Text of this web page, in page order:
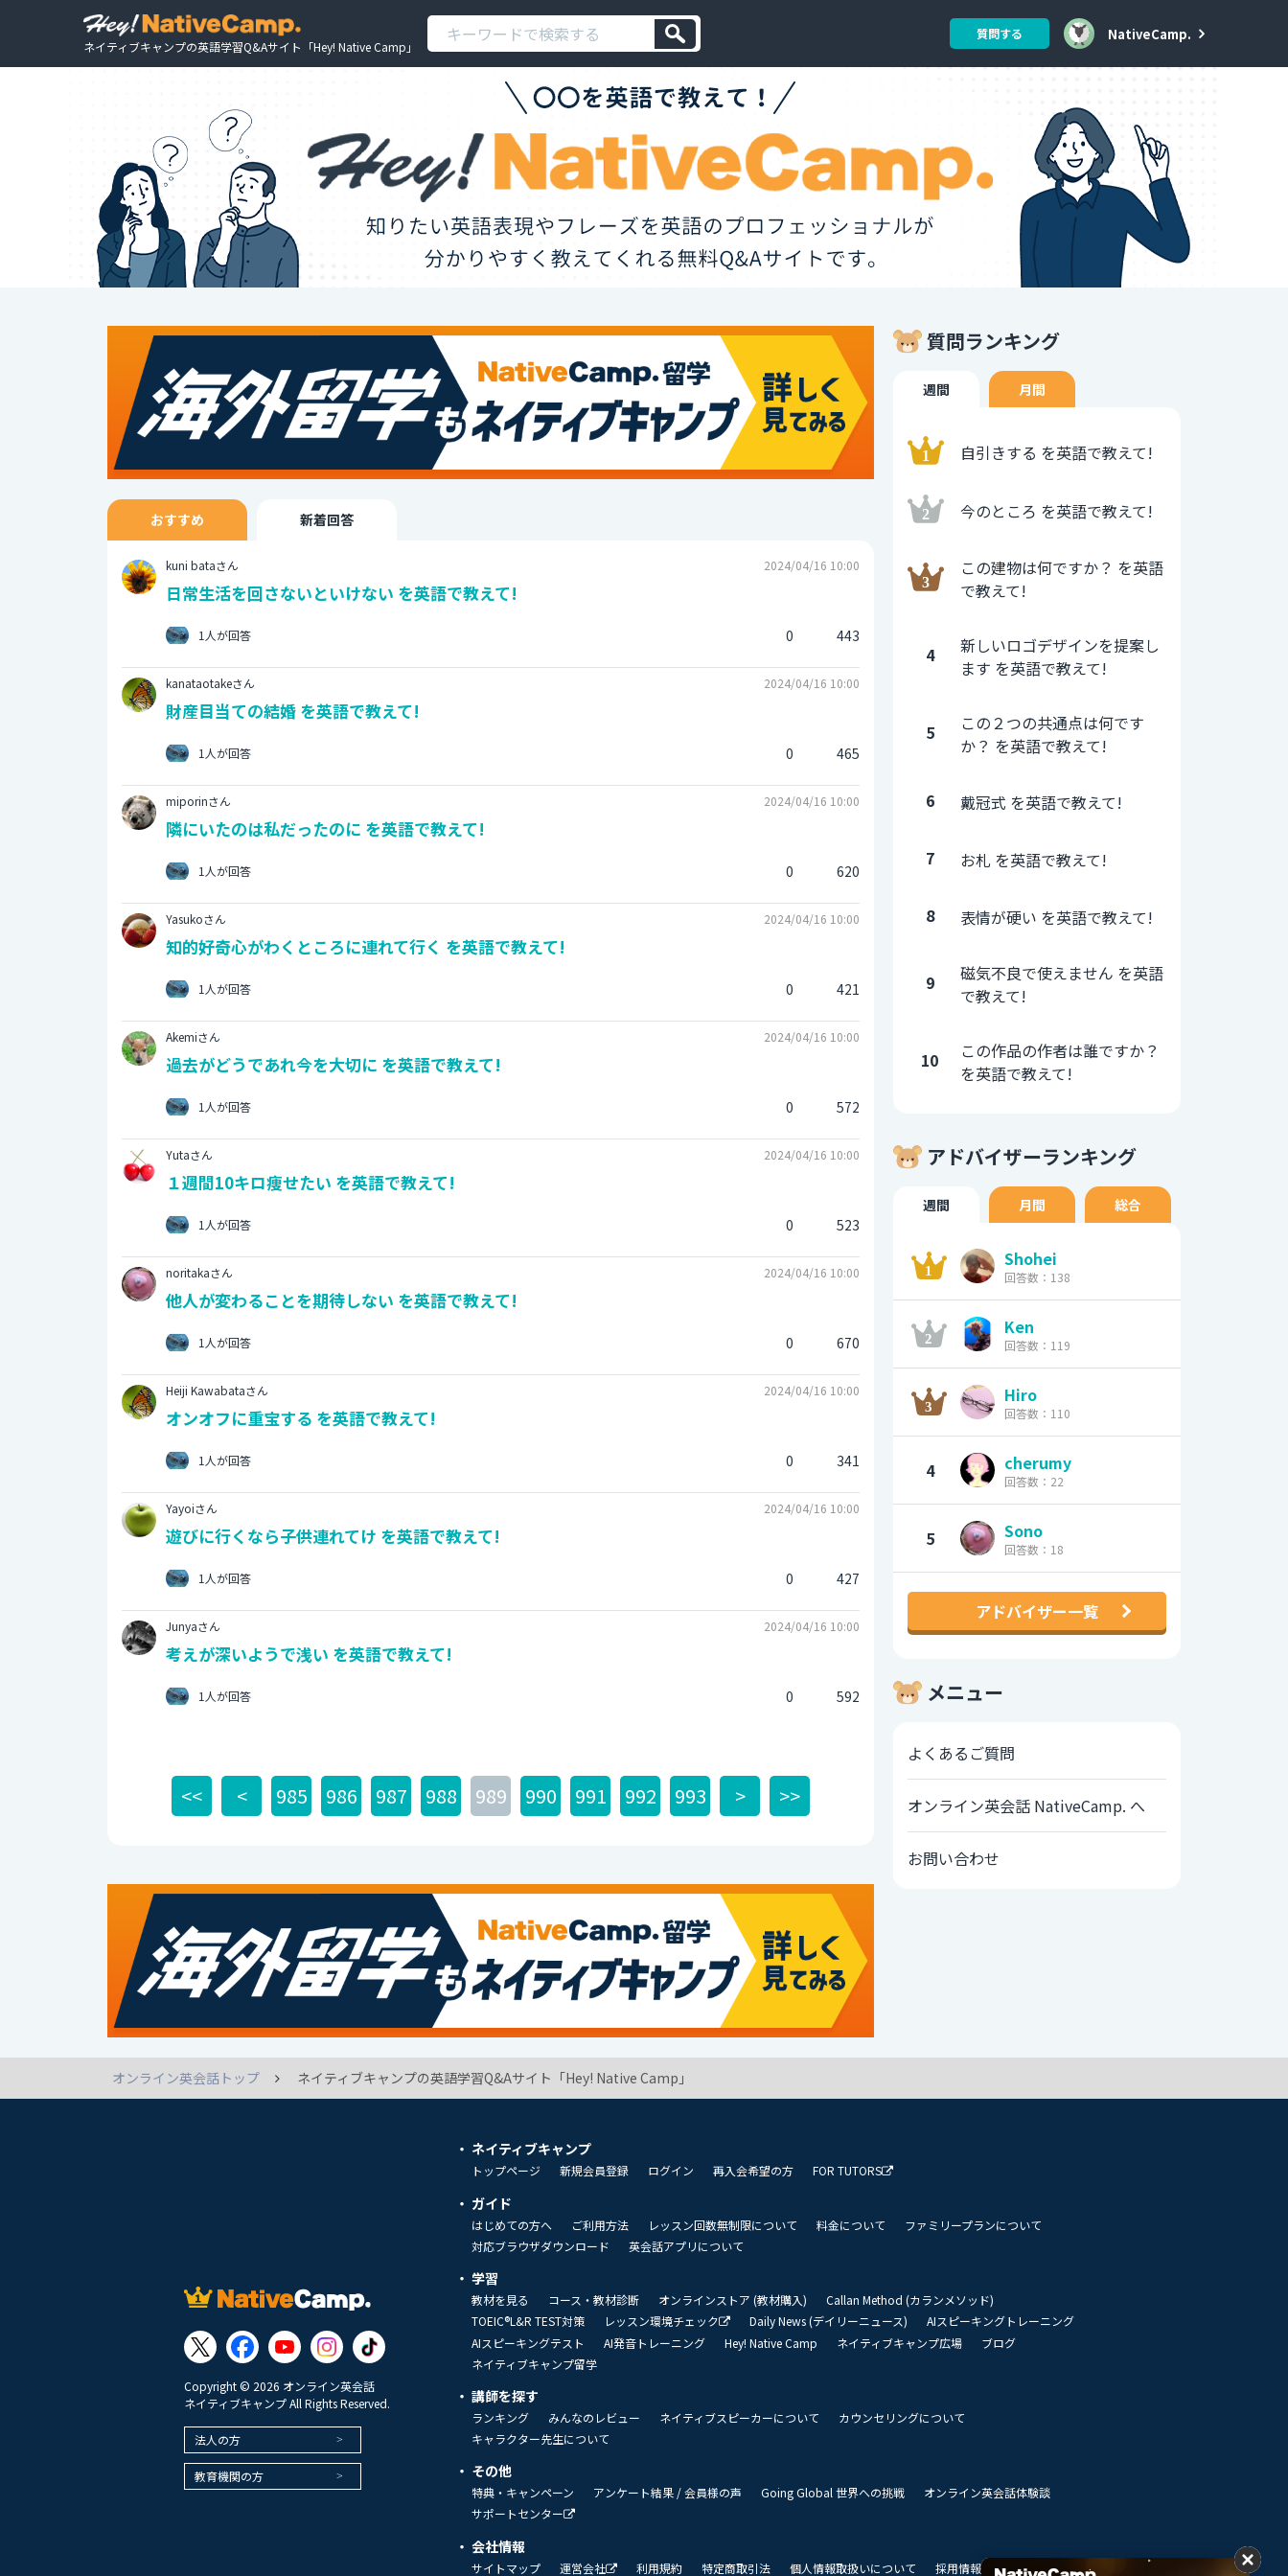
ネイティブキャンプの英語学習Q&Aサイト「Hey! Native Camp」
質問する NativeCamp.
おすすめ 新着回答
kuni bataさん 2024/04/16 10:00
日常生活を回さないといけない を英語で教えて!
1人が回答 0 443
kanataotakeさん 2024/04/16 10:00
財産目当ての結婚 を英語で教えて!
1人が回答 0 465
miporinさん 2024/04/16 10:00
隣にいたのは私だったのに を英語で教えて!
1人が回答 0 620
Yasukoさん 2024/04/16 10:00
知的好奇心がわくところに連れて行く を英語で教えて!
1人が回答 0 421
Akemiさん 2024/04/16 10:00
過去がどうであれ今を大切に を英語で教えて!
1人が回答 0 572
Yutaさん 2024/04/16 10:00
１週間10キロ痩せたい を英語で教えて!
1人が回答 0 523
noritakaさん 2024/04/16 10:00
他人が変わることを期待しない を英語で教えて!
1人が回答 0 670
Heiji Kawabataさん 2024/04/16 10:00
オンオフに重宝する を英語で教えて!
1人が回答 0 341
Yayoiさん 2024/04/16 10:00
遊びに行くなら子供連れてけ を英語で教えて!
1人が回答 0 427
Junyaさん 2024/04/16 10:00
考えが深いようで浅い を英語で教えて!
1人が回答 0 592
<< < 985 986 987 988 989 990 991 992 993 > >>
質問ランキング
週間 月間
自引きする を英語で教えて!
今のところ を英語で教えて!
この建物は何ですか？ を英語
で教えて!
4
新しいロゴデザインを提案し
ます を英語で教えて!
5
この２つの共通点は何です
か？ を英語で教えて!
6 戴冠式 を英語で教えて!
7 お札 を英語で教えて!
8 表情が硬い を英語で教えて!
9
磁気不良で使えません を英語
で教えて!
10
この作品の作者は誰ですか？
を英語で教えて!
アドバイザーランキング
週間 月間 総合
Shohei
回答数：138
Ken
回答数：119
Hiro
回答数：110
4 cherumy
回答数：22
5 Sono
回答数：18
アドバイザー一覧
メニュー
よくあるご質問
オンライン英会話 NativeCamp. へ
お問い合わせ
オンライン英会話トップ ネイティブキャンプの英語学習Q&Aサイト「Hey! Native Camp」
Copyright © 2026 オンライン英会話
ネイティブキャンプ All Rights Reserved.
法人の方
教育機関の方
ネイティブキャンプ
トップページ 新規会員登録 ログイン 再入会希望の方 FOR TUTORS
ガイド
はじめての方へ ご利用方法 レッスン回数無制限について 料金について
ファミリープランについて
対応ブラウザダウンロード
英会話アプリについて
学習
教材を見る コース・教材診断 オンラインストア (教材購入)
Callan Method (カランメソッド)
TOEIC®L&R TEST対策
レッスン環境チェック Daily News (デイリーニュース)
AIスピーキングトレーニング
AIスピーキングテスト
AI発音トレーニング Hey! Native Camp ネイティブキャンプ広場
ブログ
ネイティブキャンプ留学
講師を探す
ランキング みんなのレビュー ネイティブスピーカーについて
カウンセリングについて
キャラクター先生について
その他
特典・キャンペーン アンケート結果 / 会員様の声 Going Global 世界への挑戦
オンライン英会話体験談
サポートセンター
会社情報
サイトマップ 運営会社 利用規約 特定商取引法 個人情報取扱いについて 採用情報 私達のビジョン